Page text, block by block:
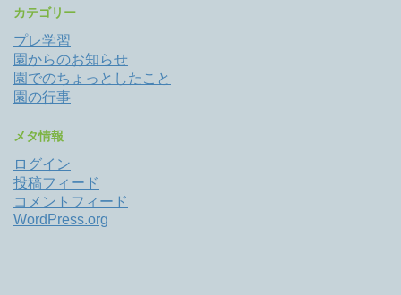
カテゴリー
プレ学習
園からのお知らせ
園でのちょっとしたこと
園の行事
メタ情報
ログイン
投稿フィード
コメントフィード
WordPress.org